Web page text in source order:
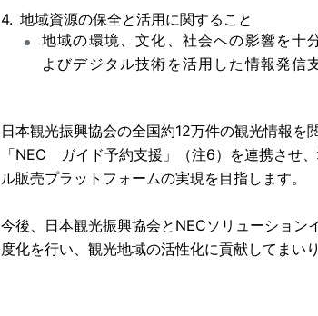
地域資源の保全と活用に関すること
地域の環境、文化、社会への影響を十
よびデジタル技術を活用した情報発信
日本観光振興協会の全国約12万件の観光情報
「NEC ガイド予約支援」（注6）を連携させ
ル販売プラットフォームの実現を目指します。
今後、日本観光振興協会とNECソリューション
度化を行い、観光地域の活性化に貢献してまいり